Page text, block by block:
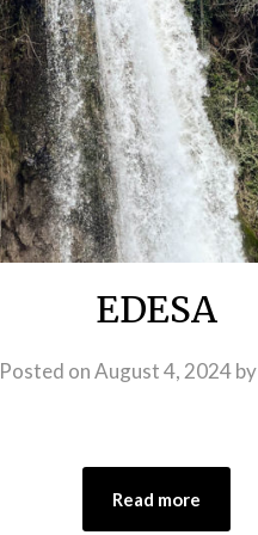
EDESA
Posted onAugust 4, 2024by
Read more